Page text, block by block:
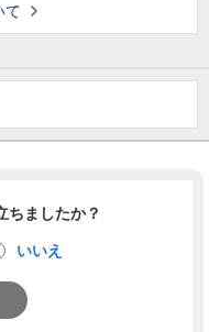
て
ちましたか？
いいえ